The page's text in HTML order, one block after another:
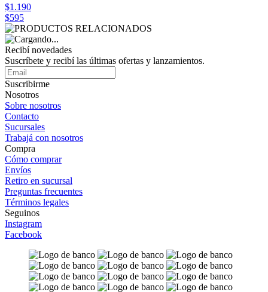
$1.190
$595
Recibí novedades
Suscríbete y recibí las últimas ofertas y lanzamientos.
Suscribirme
Nosotros
Sobre nosotros
Contacto
Sucursales
Trabajá con nosotros
Compra
Cómo comprar
Envíos
Retiro en sucursal
Preguntas frecuentes
Términos legales
Seguinos
Instagram
Facebook